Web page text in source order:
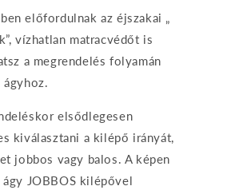
előfordulnak az éjszakai „
vízhatlan matracvédőt is
a megrendelés folyamán
ágyhoz.
elsődlegesen
kiválasztani a kilépő irányát,
jobbos vagy balos. A képen
JOBBOS kilépővel